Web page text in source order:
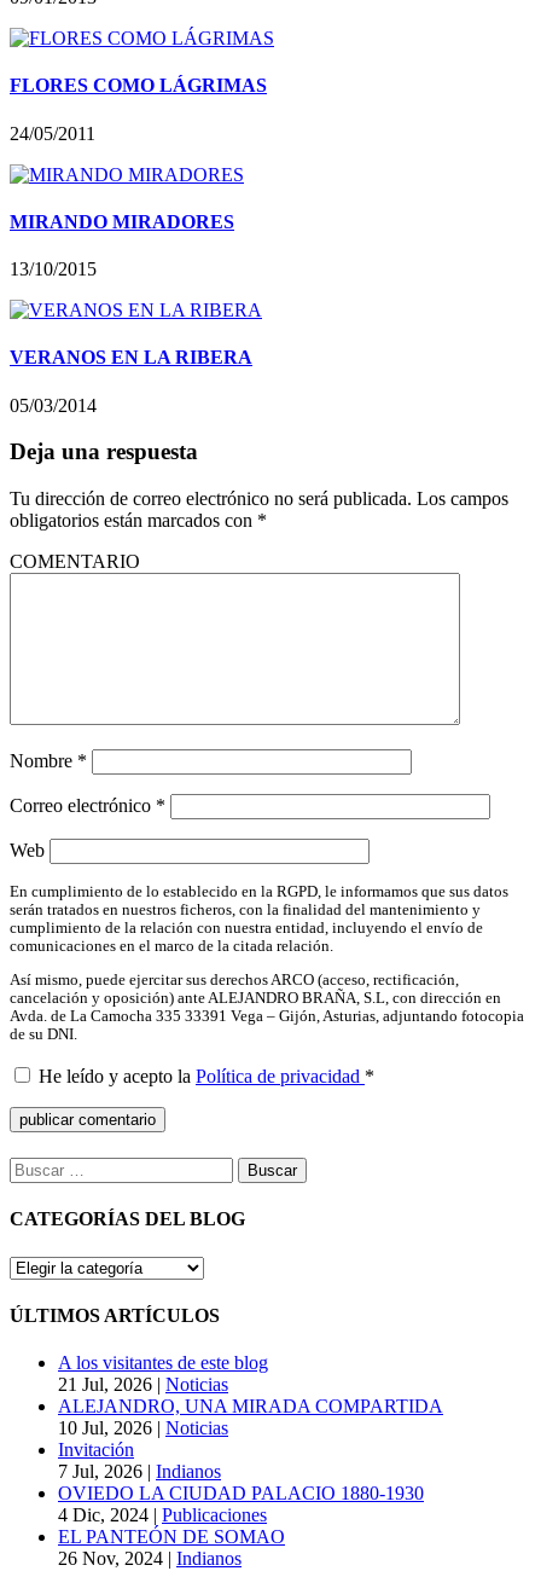
FLORES COMO LÁGRIMAS
24/05/2011
MIRANDO MIRADORES
13/10/2015
VERANOS EN LA RIBERA
05/03/2014
Deja una respuesta
Tu dirección de correo electrónico no será publicada. Los campos
obligatorios están marcados con *
COMENTARIO
Nombre *
Correo electrónico *
Web
En cumplimiento de lo establecido en la RGPD, le informamos que sus datos
serán tratados en nuestros ficheros, con la finalidad del mantenimiento y
cumplimiento de la relación con nuestra entidad, incluyendo el envío de
comunicaciones en el marco de la citada relación.
Así mismo, puede ejercitar sus derechos ARCO (acceso, rectificación,
cancelación y oposición) ante ALEJANDRO BRAÑA, S.L, con dirección en
Avda. de La Camocha 335 33391 Vega – Gijón, Asturias, adjuntando fotocopia
de su DNI.
He leído y acepto la Política de privacidad *
Buscar:
CATEGORÍAS DEL BLOG
CATEGORÍAS
BLOG
ÚLTIMOS ARTÍCULOS
A los visitantes de este blog
21 Jul, 2026 | Noticias
ALEJANDRO, UNA MIRADA COMPARTIDA
10 Jul, 2026 | Noticias
Invitación
7 Jul, 2026 | Indianos
OVIEDO LA CIUDAD PALACIO 1880-1930
4 Dic, 2024 | Publicaciones
EL PANTEÓN DE SOMAO
26 Nov, 2024 | Indianos